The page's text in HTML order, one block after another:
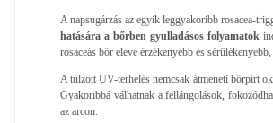
A napsugárzás az egyik leggyakoribb rosacea-
hatására a bőrben gyulladásos folyamatok
rosaceás bőr eleve érzékenyebb és
A túlzott UV-terhelés nemcsak átmeneti bőrpírt
Gyakoribbá válhatnak a fellángolások,
az arcon.